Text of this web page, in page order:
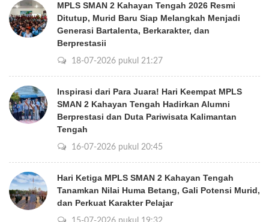
MPLS SMAN 2 Kahayan Tengah 2026 Resmi
Ditutup, Murid Baru Siap Melangkah Menjadi
Generasi Bartalenta, Berkarakter, dan
Berprestasii
18-07-2026 pukul 21:27
Inspirasi dari Para Juara! Hari Keempat MPLS
SMAN 2 Kahayan Tengah Hadirkan Alumni
Berprestasi dan Duta Pariwisata Kalimantan
Tengah
16-07-2026 pukul 20:45
Hari Ketiga MPLS SMAN 2 Kahayan Tengah
Tanamkan Nilai Huma Betang, Gali Potensi Murid,
dan Perkuat Karakter Pelajar